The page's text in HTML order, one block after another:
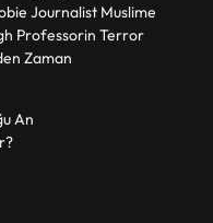
Journalist Muslime
Professorin Terror
Zaman
An